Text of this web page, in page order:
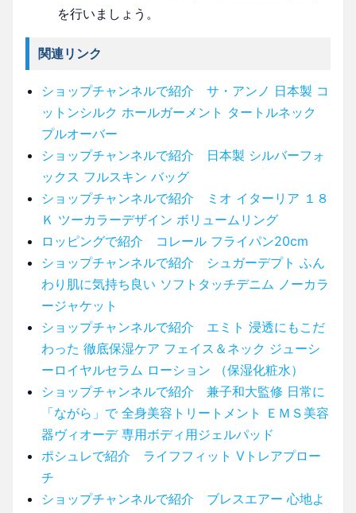
を行いましょう。
関連リンク
ショップチャンネルで紹介 サ・アンノ 日本製 コ
ットンシルク ホールガーメント タートルネック
プルオーバー
ショップチャンネルで紹介 日本製 シルバーフォ
ックス フルスキン バッグ
ショップチャンネルで紹介 ミオ イターリア １８
Ｋ ツーカラーデザイン ボリュームリング
ロッピングで紹介 コレール フライパン20cm
ショップチャンネルで紹介 シュガーデプト ふん
わり肌に気持ち良い ソフトタッチデニム ノーカラ
ージャケット
ショップチャンネルで紹介 エミト 浸透にもこだ
わった 徹底保湿ケア フェイス＆ネック ジューシ
ーロイヤルセラム ローション （保湿化粧水）
ショップチャンネルで紹介 兼子和大監修 日常に
「ながら」で 全身美容トリートメント ＥＭＳ美容
器ヴィオーデ 専用ボディ用ジェルパッド
ポシュレで紹介 ライフフィット Vトレアプロー
チ
ショップチャンネルで紹介 ブレスエアー 心地よ